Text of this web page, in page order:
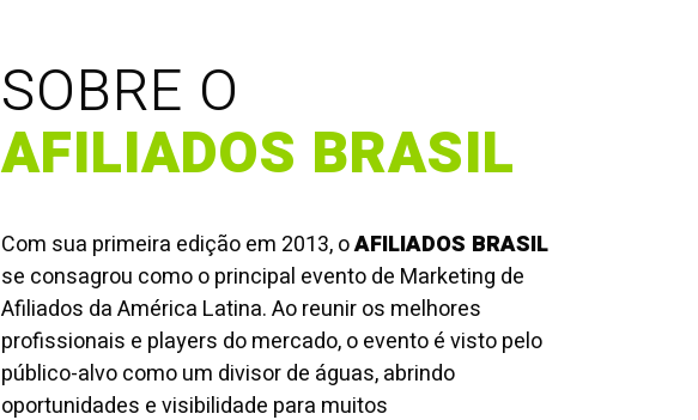
SOBRE O
AFILIADOS BRASIL
Com sua primeira edição em 2013, oAFILIADOS BRASIL
se consagrou como o principal evento de Marketing de
Afiliados da América Latina. Ao reunir os melhores
profissionais e players do mercado, o evento é visto pelo
público-alvo como um divisor de águas, abrindo
oportunidades e visibilidade para muitos